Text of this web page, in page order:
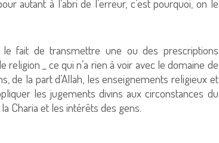
fait de transmettre une ou des prescriptions
_ ce qui n’a rien à voir avec le domaine de
de la part d’Allah, les enseignements religieux et
les jugements divins aux circonstances du
Charia et les intérêts des gens.